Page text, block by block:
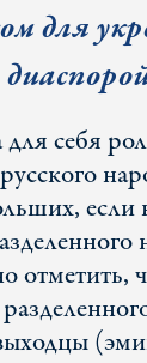
для
себя
если
отметить,